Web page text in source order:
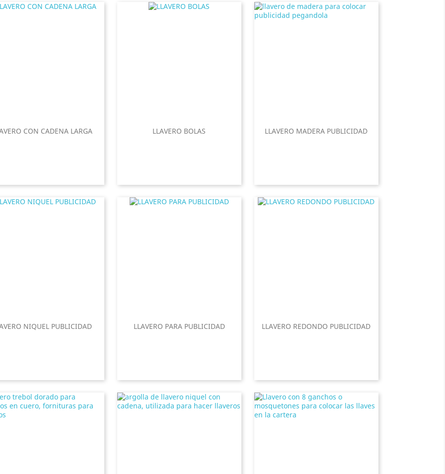
CON CADENA LARGA LLAVERO BOLAS LLAVERO MADERA PUBLICIDAD
NIQUEL PUBLICIDAD LLAVERO PARA PUBLICIDAD LLAVERO REDONDO PUBLICIDAD